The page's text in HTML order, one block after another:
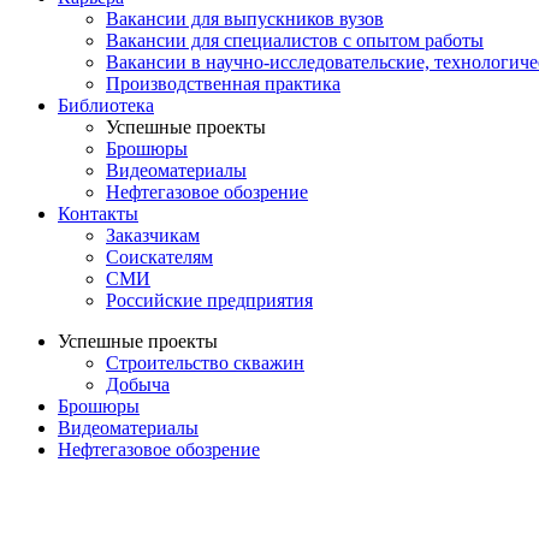
Вакансии для выпускников вузов
Вакансии для специалистов с опытом работы
Вакансии в научно-исследовательские,
Производственная практика
Библиотека
Успешные проекты
Брошюры
Видеоматериалы
Нефтегазовое обозрение
Контакты
Заказчикам
Соискателям
СМИ
Российские предприятия
Успешные проекты
Строительство скважин
Добыча
Брошюры
Видеоматериалы
Нефтегазовое обозрение